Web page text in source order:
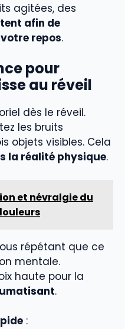
agitées, des
afin de
repos.
pour
au réveil
dès le réveil.
les bruits
objets visibles. Cela
la réalité physique.
et névralgie du
répétant que ce
mentale.
haute pour la
.
: